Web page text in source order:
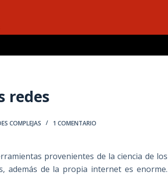
redes
COMPLEJAS 1 COMENTARIO
provenientes de la ciencia de los
además de la propia internet es enorme.